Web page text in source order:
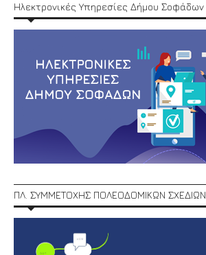
Ηλεκτρονικές Υπηρεσίες Δήμου Σοφάδων
ΠΛ. ΣΥΜΜΕΤΟΧΗΣ ΠΟΛΕΟΔΟΜΙΚΩΝ ΣΧΕΔΙΩΝ